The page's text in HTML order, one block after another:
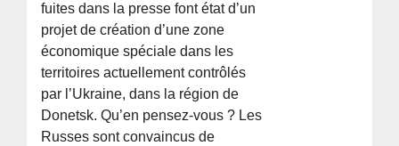
fuites dans la presse font état d’un
projet de création d’une zone
économique spéciale dans les
territoires actuellement contrôlés
par l’Ukraine, dans la région de
Donetsk. Qu’en pensez-vous ? Les
Russes sont convaincus de